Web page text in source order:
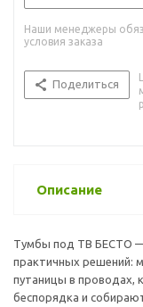
Наши менеджеры
условия заказа
Поделиться
Описание
Тумбы под ТВ БЕСТО —
практичных решений:
путаницы в
беспорядка и